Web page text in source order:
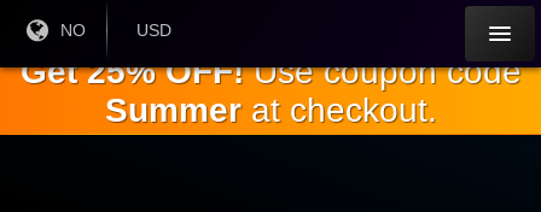
Nåværende
språk:
NO
Gjeldende
USD
Get 25% OFF!Use coupon code
Summerat checkout.